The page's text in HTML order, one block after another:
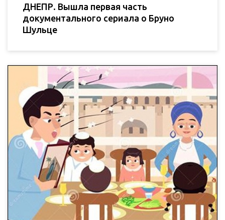
ДНЕПР. Вышла первая часть
документального сериала о Бруно
Шульце